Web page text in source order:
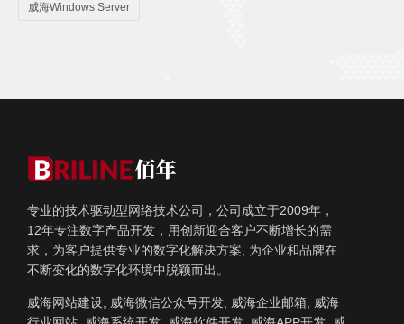
威海Windows Server
专业的技术驱动型网络技术公司，公司成立于2009年，
12年专注数字产品开发，用创新迎合客户不断增长的需
求，为客户提供专业的数字化解决方案, 为企业和品牌在
不断变化的数字化环境中脱颖而出。
威海网站建设, 威海微信公众号开发, 威海企业邮箱, 威海